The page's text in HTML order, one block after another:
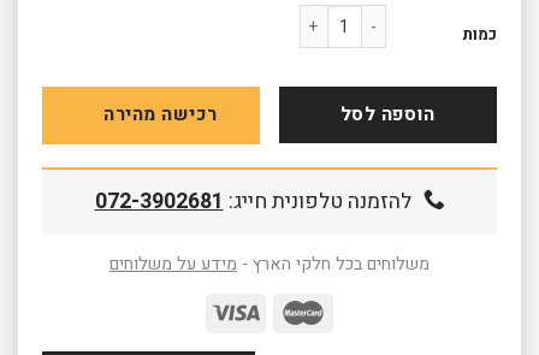
כמות
כמות של סולם שבדי כפול 8011
הוספה לסל רכישה מהירה
להזמנה טלפונית חייג:072-3902681
משלוחים בכל חלקי הארץ - מידע על משלוחים